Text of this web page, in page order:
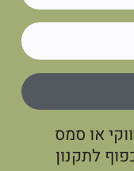
או סמס